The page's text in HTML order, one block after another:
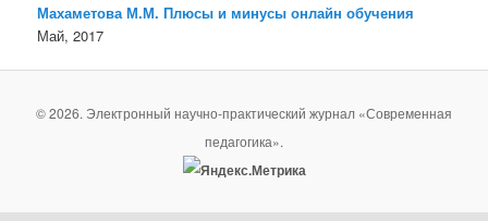
Махаметова М.М. Плюсы и минусы онлайн обучения
Май, 2017
© 2026. Электронный научно-практический журнал «Современная
педагогика».